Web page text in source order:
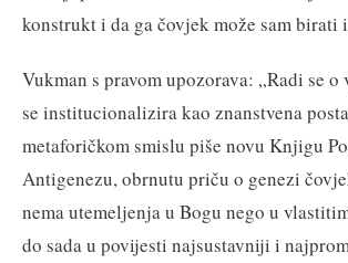
konstrukt i da ga čovjek može sam
Vukman s pravom upozorava: „Radi se
se institucionalizira kao znanstvena
metaforičkom smislu piše novu Knjigu
Antigenezu, obrnutu priču o genezi
nema utemeljenja u Bogu nego u
do sada u povijesti najsustavniji i